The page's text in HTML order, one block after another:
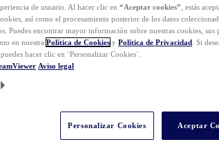
de usuario. Al hacer clic en “Aceptar cookies” , estás
así como el procesamiento posterior de los datos
Puedes encontrar mayor información sobre nuestras cookies,
en nuestra Política de Cookies y Política de Privacidad . Si
hacer clic en ¨Personalizar Cookies¨.
Aviso legal
Personalizar Cookies Aceptar